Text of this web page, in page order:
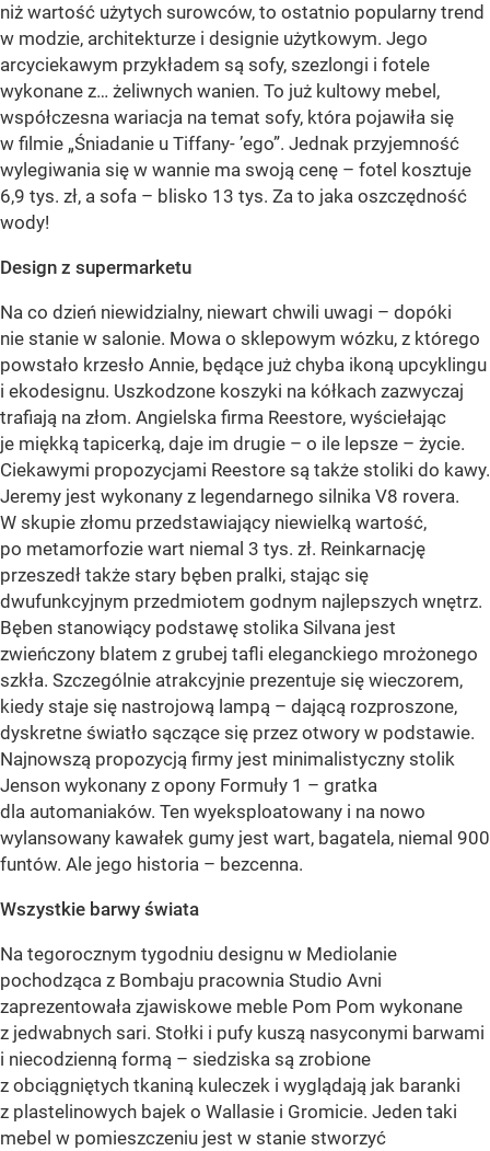
niż wartość użytych surowców, to ostatnio popularny trend
w modzie, architekturze i designie użytkowym. Jego
arcyciekawym przykładem są sofy, szezlongi i fotele
wykonane z… żeliwnych wanien. To już kultowy mebel,
współczesna wariacja na temat sofy, która pojawiła się
w filmie „Śniadanie u Tiffany- ’ego”. Jednak przyjemność
wylegiwania się w wannie ma swoją cenę – fotel kosztuje
6,9 tys. zł, a sofa – blisko 13 tys. Za to jaka oszczędność
wody!
Design z supermarketu
Na co dzień niewidzialny, niewart chwili uwagi – dopóki
nie stanie w salonie. Mowa o sklepowym wózku, z którego
powstało krzesło Annie, będące już chyba ikoną upcyklingu
i ekodesignu. Uszkodzone koszyki na kółkach zazwyczaj
trafiają na złom. Angielska firma Reestore, wyściełając
je miękką tapicerką, daje im drugie – o ile lepsze – życie.
Ciekawymi propozycjami Reestore są także stoliki do kawy.
Jeremy jest wykonany z legendarnego silnika V8 rovera.
W skupie złomu przedstawiający niewielką wartość,
po metamorfozie wart niemal 3 tys. zł. Reinkarnację
przeszedł także stary bęben pralki, stając się
dwufunkcyjnym przedmiotem godnym najlepszych wnętrz.
Bęben stanowiący podstawę stolika Silvana jest
zwieńczony blatem z grubej tafli eleganckiego mrożonego
szkła. Szczególnie atrakcyjnie prezentuje się wieczorem,
kiedy staje się nastrojową lampą – dającą rozproszone,
dyskretne światło sączące się przez otwory w podstawie.
Najnowszą propozycją firmy jest minimalistyczny stolik
Jenson wykonany z opony Formuły 1 – gratka
dla automaniaków. Ten wyeksploatowany i na nowo
wylansowany kawałek gumy jest wart, bagatela, niemal 900
funtów. Ale jego historia – bezcenna.
Wszystkie barwy świata
Na tegorocznym tygodniu designu w Mediolanie
pochodząca z Bombaju pracownia Studio Avni
zaprezentowała zjawiskowe meble Pom Pom wykonane
z jedwabnych sari. Stołki i pufy kuszą nasyconymi barwami
i niecodzienną formą – siedziska są zrobione
z obciągniętych tkaniną kuleczek i wyglądają jak baranki
z plastelinowych bajek o Wallasie i Gromicie. Jeden taki
mebel w pomieszczeniu jest w stanie stworzyć